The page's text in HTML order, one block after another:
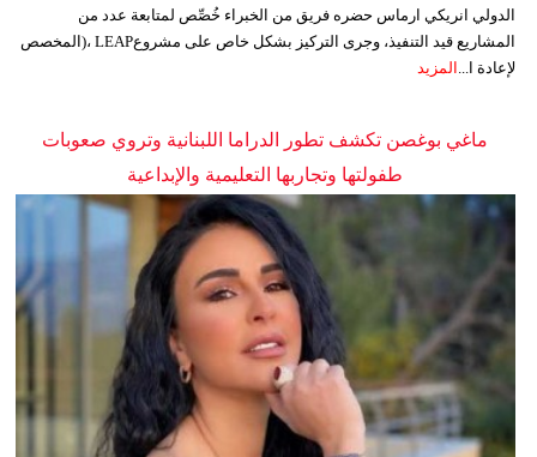
الدولي انريكي ارماس حضره فريق من الخبراء خُصِّص لمتابعة عدد من
المشاريع قيد التنفيذ، وجرى التركيز بشكل خاص على مشروعLEAP ،(المخصص
لإعادة ا... المزيد
ماغي بوغصن تكشف تطور الدراما اللبنانية وتروي صعوبات
طفولتها وتجاربها التعليمية والإبداعية